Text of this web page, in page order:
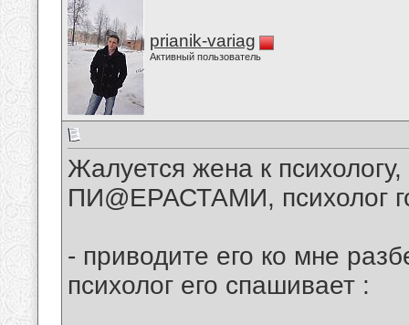
prianik-variag
Активный пользователь
Жалуется жена к
ПИ@ЕРАСТАМИ, психолог
- приводите его ко мне
психолог его спашивает :